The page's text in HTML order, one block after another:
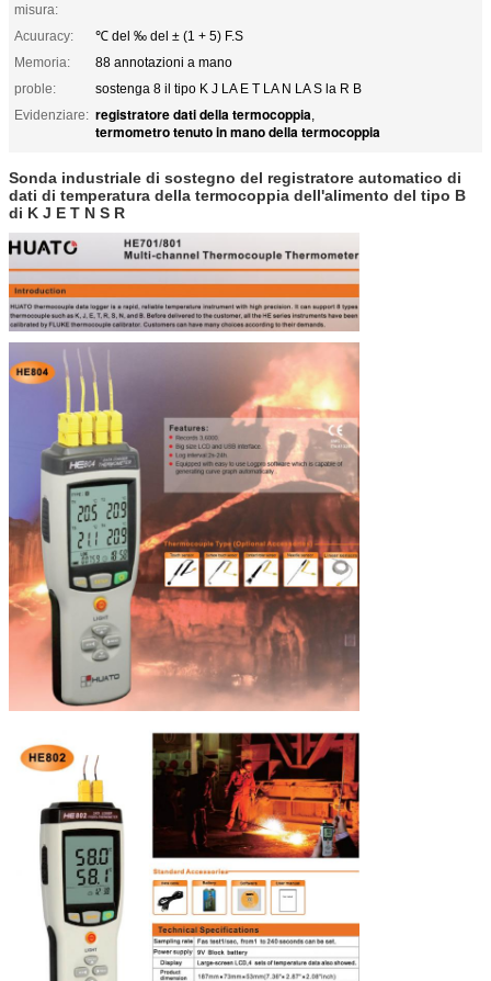
misura:
Acuuracy:
℃ del ‰ del ± (1 + 5) F.S
Memoria:
88 annotazioni a mano
proble:
sostenga 8 il tipo K J LA E T LA N LA S la R B
Evidenziare: registratore dati della termocoppia,
termometro tenuto in mano della termocoppia
Sonda industriale di sostegno del registratore automatico di
dati di temperatura della termocoppia dell'alimento del tipo B
di K J E T N S R